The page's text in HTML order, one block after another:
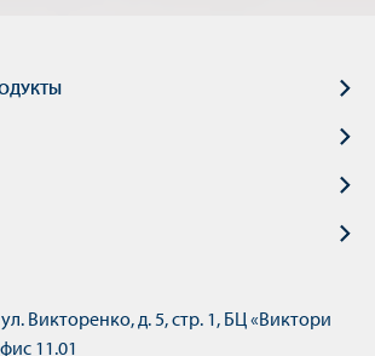
Викторенко, д. 5, стр. 1, БЦ «Виктори
11.01